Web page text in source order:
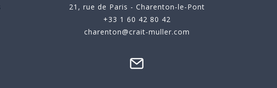
21, rue de Paris - Charenton-le-Pont
+33 1 60 42 80 42
charenton@crait-muller.com